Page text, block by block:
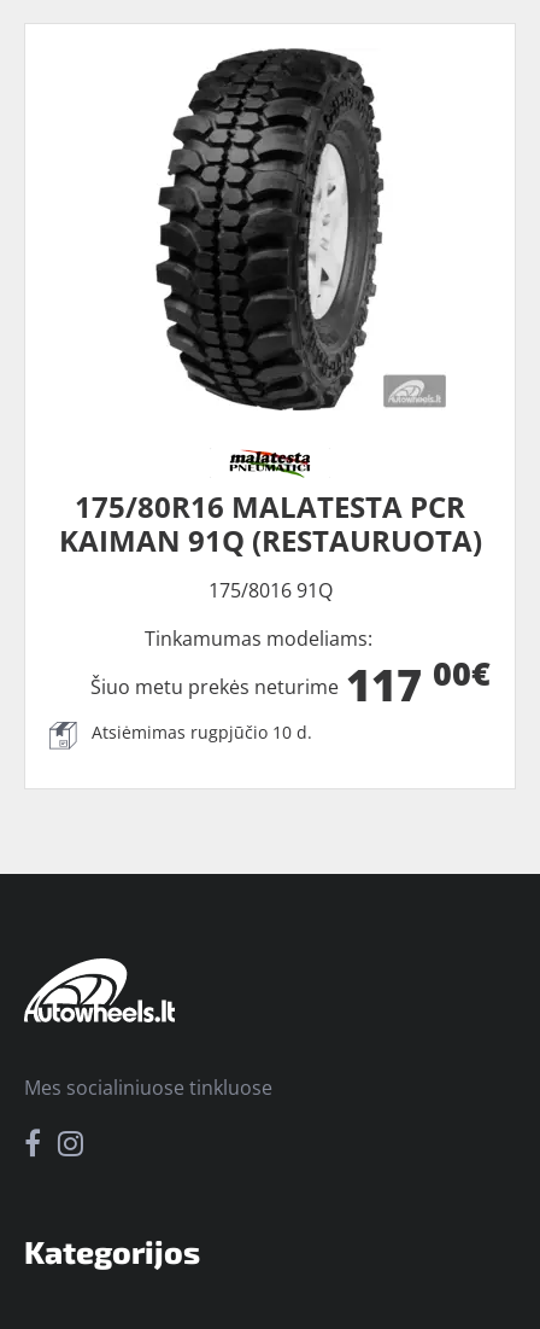
175/80R16 MALATESTA PCR
KAIMAN 91Q (RESTAURUOTA)
175/8016 91Q
Tinkamumas modeliams:
117 00€
Šiuo metu prekės neturime
Atsiėmimas rugpjūčio 10 d.
Kategorijos
Mes socialiniuose tinkluose